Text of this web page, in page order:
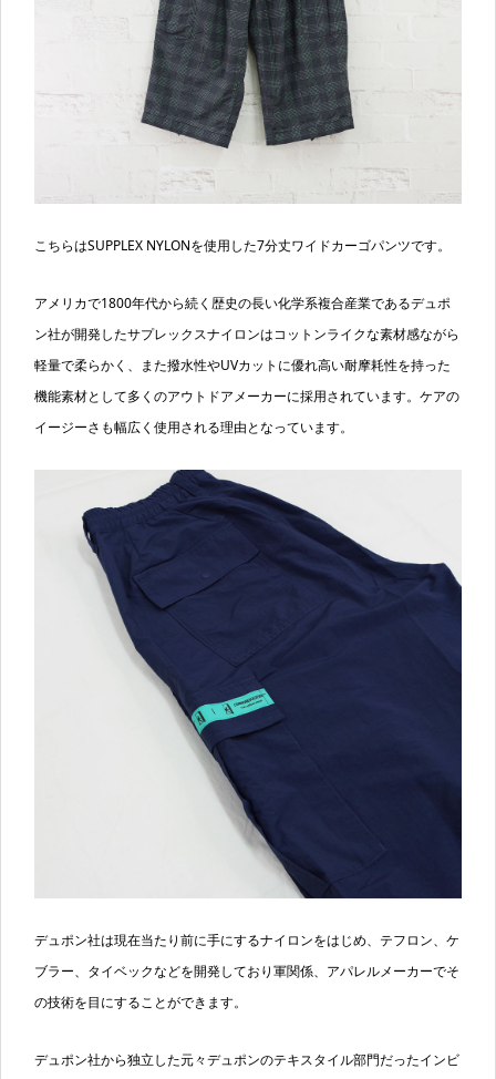
こちらはSUPPLEX NYLONを使用した7分丈ワイドカーゴパンツです。
アメリカで1800年代から続く歴史の長い化学系複合産業であるデュポ
ン社が開発したサプレックスナイロンはコットンライクな素材感ながら
軽量で柔らかく、また撥水性やUVカットに優れ高い耐摩耗性を持った
機能素材として多くのアウトドアメーカーに採用されています。ケアの
イージーさも幅広く使用される理由となっています。
デュポン社は現在当たり前に手にするナイロンをはじめ、テフロン、ケ
ブラー、タイベックなどを開発しており軍関係、アパレルメーカーでそ
の技術を目にすることができます。
デュポン社から独立した元々デュポンのテキスタイル部門だったインビ